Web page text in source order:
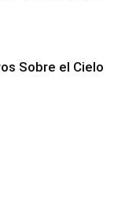
Sobre el Cielo